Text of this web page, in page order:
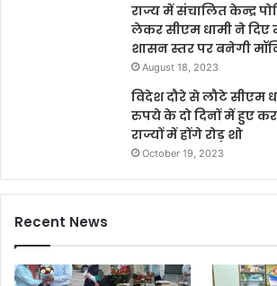
राज्य में संचालित केन्द्र
लेकर सीएम धामी ने दिए
शासन स्तर पर बनेगी
August 18, 2023
विदेश दौरे से लौटे सीएम
रुपये के दो दिनों में हुए
राज्यों में होंगे रोड़ शो
October 19, 2023
Recent News